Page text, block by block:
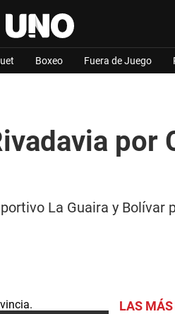
Boxeo Fuera de Juego
por
La Guaira y Bolívar
LAS